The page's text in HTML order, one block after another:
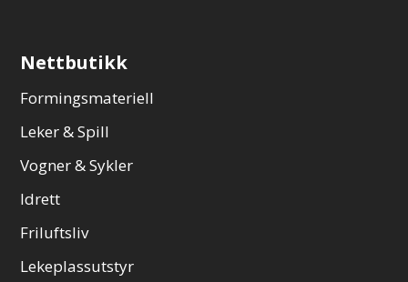
Nettbutikk
Formingsmateriell
Leker & Spill
Vogner & Sykler
Idrett
Friluftsliv
Lekeplassutstyr